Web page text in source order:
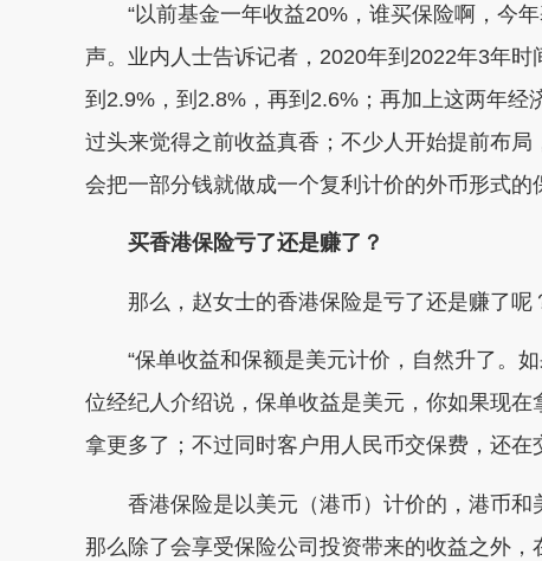
“以前基金一年收益20%，谁买保险啊，今年
声。业内人士告诉记者，2020年到2022年3年
到2.9%，到2.8%，再到2.6%；再加上这两年经
过头来觉得之前收益真香；不少人开始提前布
会把一部分钱就做成一个复利计价的外币形式的
买香港保险亏了还是赚了？
那么，赵女士的香港保险是亏了还是赚了呢
“保单收益和保额是美元计价，自然升了。如
位经纪人介绍说，保单收益是美元，你如果现
拿更多了；不过同时客户用人民币交保费，还在
香港保险是以美元（港币）计价的，港币和
那么除了会享受保险公司投资带来的收益之外